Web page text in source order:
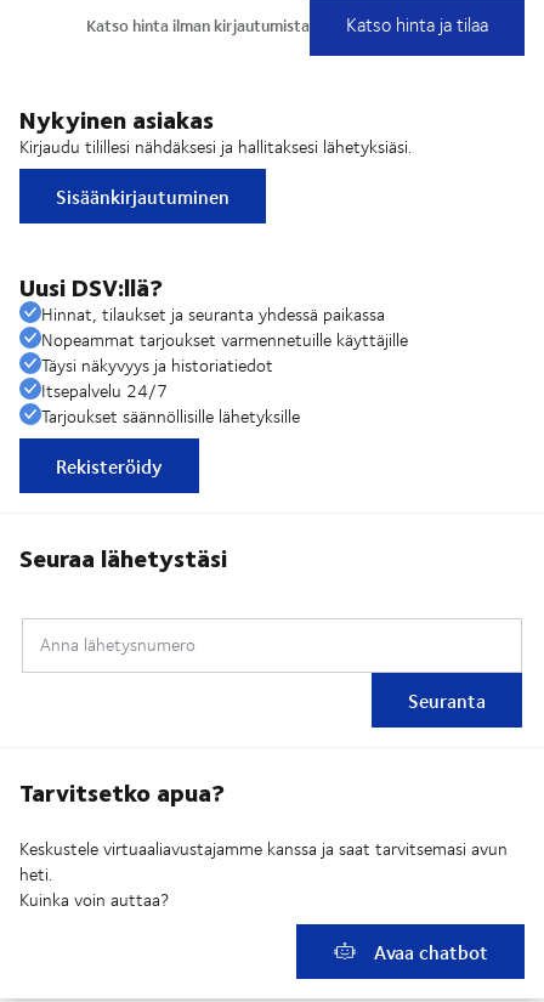
Nykyinen asiakas
Kirjaudu tilillesi nähdäksesi ja hallitaksesi lähetyksiäsi.
Sisäänkirjautuminen
Uusi DSV:llä?
Hinnat, tilaukset ja seuranta yhdessä paikassa
Nopeammat tarjoukset varmennetuille käyttäjille
Täysi näkyvyys ja historiatiedot
Itsepalvelu 24/7
Tarjoukset säännöllisille lähetyksille
Rekisteröidy
Seuraa lähetystäsi
Anna lähetysnumero
Seuranta
Tarvitsetko apua?
Keskustele virtuaaliavustajamme kanssa ja saat tarvitsemasi avun
heti.
Kuinka voin auttaa?
Avaa chatbot